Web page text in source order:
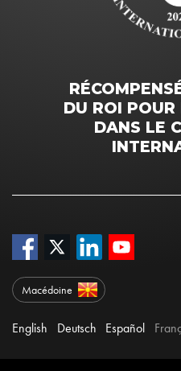
DU ROI POUR
DANS LE
Macédoine
English Deutsch Español